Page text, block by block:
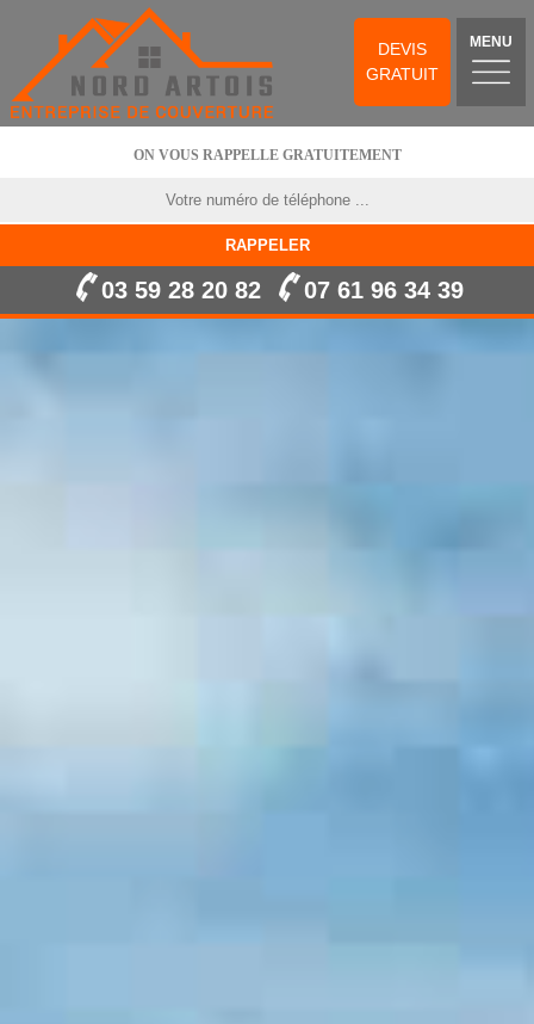
DEVIS
GRATUIT
MENU
ON VOUS RAPPELLE GRATUITEMENT
03 59 28 20 82 07 61 96 34 39